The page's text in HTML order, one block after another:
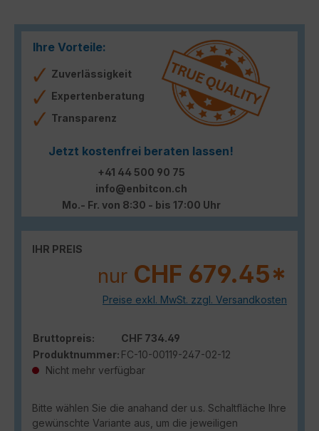
Ihre Vorteile:
Zuverlässigkeit
Expertenberatung
Transparenz
Jetzt kostenfrei beraten lassen!
+41 44 500 90 75
info@enbitcon.ch
Mo.- Fr. von 8:30 - bis 17:00 Uhr
IHR PREIS
nur CHF 679.45*
Preise exkl. MwSt. zzgl. Versandkosten
Bruttopreis:
CHF 734.49
Produktnummer: FC-10-00119-247-02-12
Nicht mehr verfügbar
Bitte wählen Sie die anahand der u.s. Schaltfläche Ihre
gewünschte Variante aus, um die jeweiligen